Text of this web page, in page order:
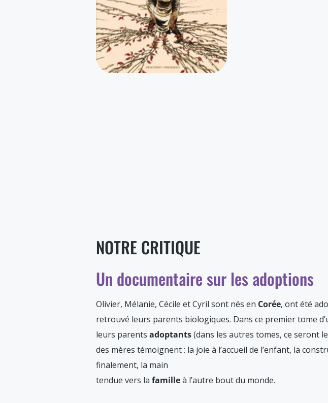
NOTRE CRITIQUE
Un documentaire sur les adoptions
Olivier, Mélanie, Cécile et Cyril sont nés en Corée, ont été
retrouvé leurs parents biologiques. Dans ce premier tome
leurs parents adoptants(dans les autres tomes, ce seront
des mères témoignent : la joie à l’accueil de l’enfant, la
finalement, la main
tendue vers la familleà l’autre bout du monde.